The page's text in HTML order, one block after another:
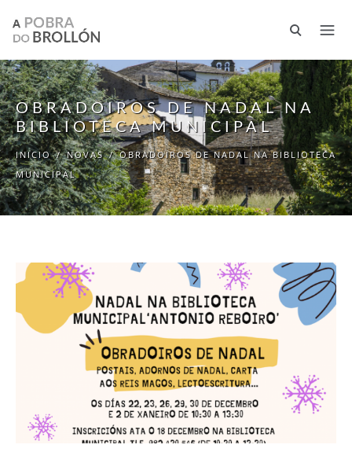
OBRADOIROS DE NADAL NA
BIBLIOTECA MUNICIPAL
INICIO / NOVAS / OBRADOIROS DE NADAL NA BIBLIOTECA
MUNICIPAL